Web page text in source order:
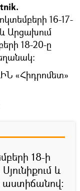
16-17-
և Արցախում
18-20-ը
«Հիդրոմետ»
18-ի
և